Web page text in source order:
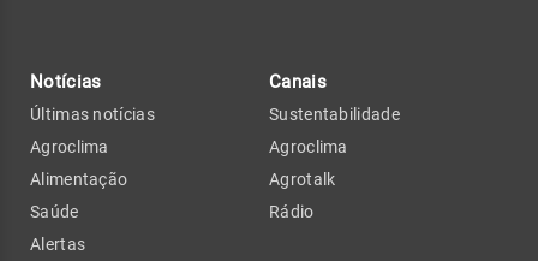
Notícias
Últimas notícias
Agroclima
Alimentação
Saúde
Alertas
Canais
Sustentabilidade
Agroclima
Agrotalk
Rádio